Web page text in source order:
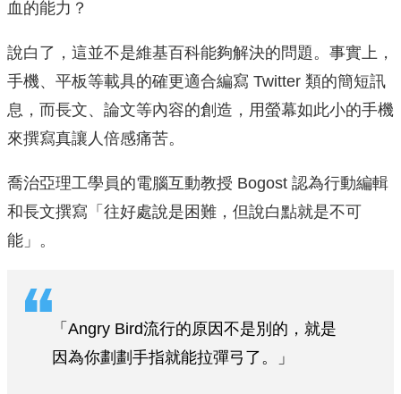
血的能力？
說白了，這並不是維基百科能夠解決的問題。事實上，
手機、平板等載具的確更適合編寫 Twitter 類的簡短訊
息，而長文、論文等內容的創造，用螢幕如此小的手機
來撰寫真讓人倍感痛苦。
喬治亞理工學員的電腦互動教授 Bogost 認為行動編輯
和長文撰寫「往好處說是困難，但說白點就是不可
能」。
「Angry Bird流行的原因不是別的，就是
因為你劃劃手指就能拉彈弓了。」